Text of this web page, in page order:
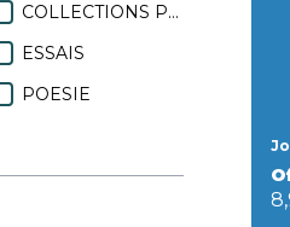
COLLECTIONS PRESCRIPTIONS
ESSAIS
POESIE